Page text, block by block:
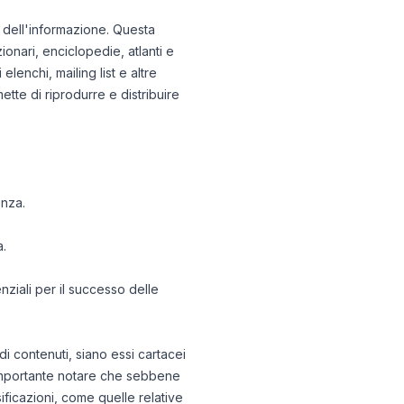
Questa
enciclopedie, atlanti e
mailing list e altre
di riprodurre e distribuire
per il successo delle
contenuti, siano essi cartacei
notare che sebbene
come quelle relative